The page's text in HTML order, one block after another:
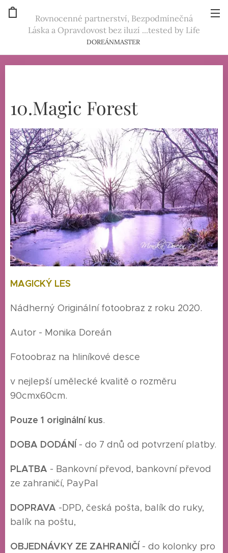
Rovnocenné partnerství, Bezpodmínečná
Láska a Opravdovost bez iluzí ...tested by Life
DOREÁNMASTER
10.Magic Forest
MAGICKÝ LES
Nádherný Originální fotoobraz z roku 2020.
Autor - Monika Doreán
Fotoobraz na hliníkové desce
v nejlepší umělecké kvalitě o rozměru
90cmx60cm.
Pouze 1 originální kus.
DOBA DODÁNÍ - do 7 dnů od potvrzení platby.
PLATBA - Bankovní převod, bankovní převod
ze zahraničí, PayPal
DOPRAVA -DPD, česká pošta, balík do ruky,
balík na poštu,
OBJEDNÁVKY ZE ZAHRANIČÍ - do kolonky pro